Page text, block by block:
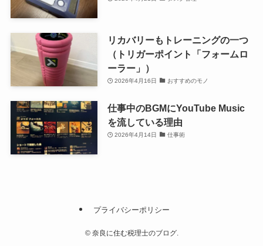
リカバリーもトレーニングの一つ
（トリガーポイント「フォームロ
ーラー」）
2026年4月16日 おすすめのモノ
仕事中のBGMにYouTube Music
を流している理由
2026年4月14日 仕事術
プライバシーポリシー
©奈良に住む税理士のブログ.